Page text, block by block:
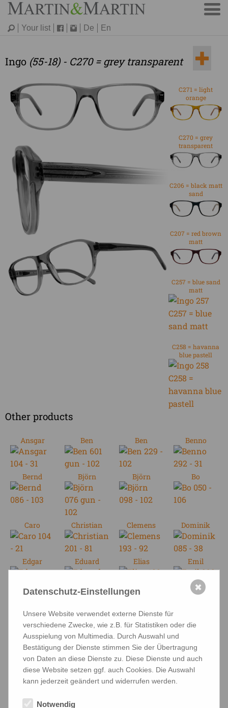
Your list De En
Ingo (55-18) - C270 = grey transparent
C271 = light
orange
C270 = grey
transparent
C206 = black matt
sand
C207 = red brown
matt
C257 = blue sand
matt
C258 = havanna
blue pastell
Other products
Ansgar Ben Ben Benno
Bernd Björn Björn Bo
Caro Christian Clemens Dominik
Edgar Eduard Elias Emil
Eva Fabian Felix Finn
Frederike Fritz Gerd
Greta Greta Gustav
Datenschutz-Einstellungen
Unsere Website verwendet externe Dienste für
verschiedene Zwecke, wie z.B. für Statistiken oder die
Ausspielung von Multimedia. Durch Auswahl und
Bestätigung der Dienste stimmen Sie der Übertragung
von Daten an diese Dienste zu. Diese Dienste und auch
diese Website setzen ggf. auch Cookies. Die Auswahl
kann jederzeit geändert und widerrufen werden.
Notwendig
✖